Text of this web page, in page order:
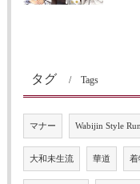
タグ Tags
マナー Wabijin Style
大和未生流 華道 着